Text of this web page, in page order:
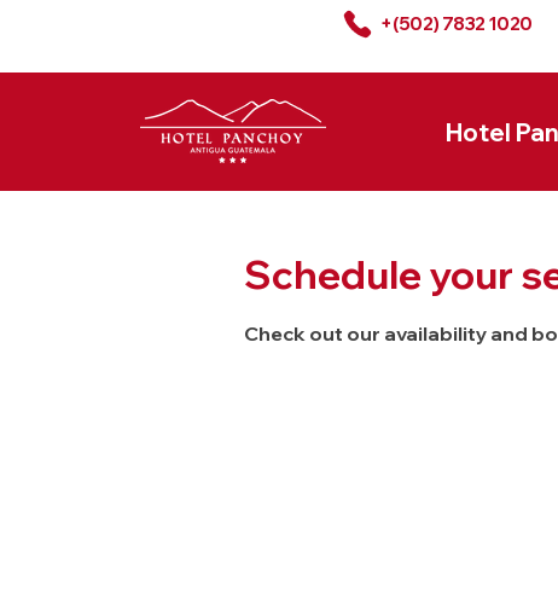
+(502) 7832 1020
Hotel
Schedule your
Check out our availability and